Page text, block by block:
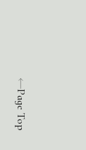
Page Top